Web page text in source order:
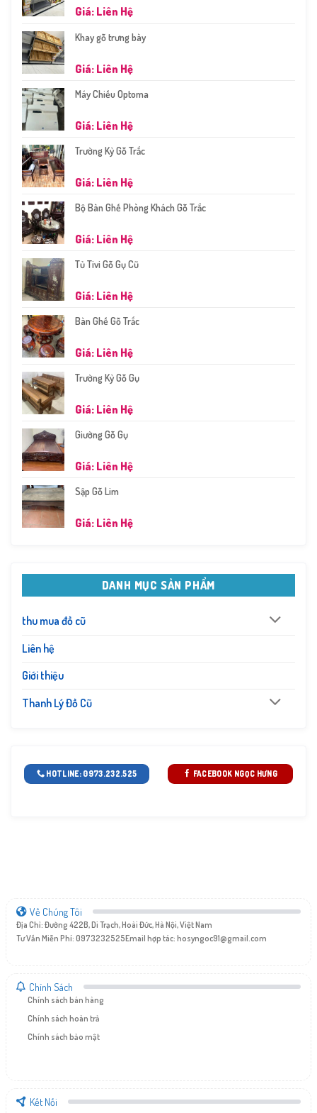
Giá: Liên Hệ
Khay gỗ trưng bày
Giá: Liên Hệ
Máy Chiếu Optoma
Giá: Liên Hệ
Trường Kỷ Gỗ Trắc
Giá: Liên Hệ
Bộ Bàn Ghế Phòng Khách Gỗ Trắc
Giá: Liên Hệ
Tủ Tivi Gỗ Gụ Cũ
Giá: Liên Hệ
Bàn Ghế Gỗ Trắc
Giá: Liên Hệ
Trường Kỷ Gỗ Gụ
Giá: Liên Hệ
Giường Gỗ Gụ
Giá: Liên Hệ
Sập Gỗ Lim
Giá: Liên Hệ
DANH MỤC SẢN PHẨM
thu mua đồ cũ
Liên hệ
Giới thiệu
Thanh Lý Đồ Cũ
HOTLINE: 0973.232.525 FACEBOOK NGỌC HƯNG
Về Chúng Tôi
Địa Chỉ: Đường 422B, Di Trạch, Hoài Đức, Hà Nội, Việt Nam
Tư Vấn Miễn Phí: 0973232525Email hợp tác: hosyngoc91@gmail.com
Chính Sách
Chính sách bán hàng
Chính sách hoàn trả
Chính sách bảo mật
Kết Nối